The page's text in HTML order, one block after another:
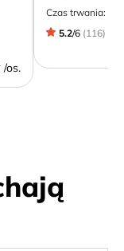
/os.
Czas trwania:
5.2/6 (116)